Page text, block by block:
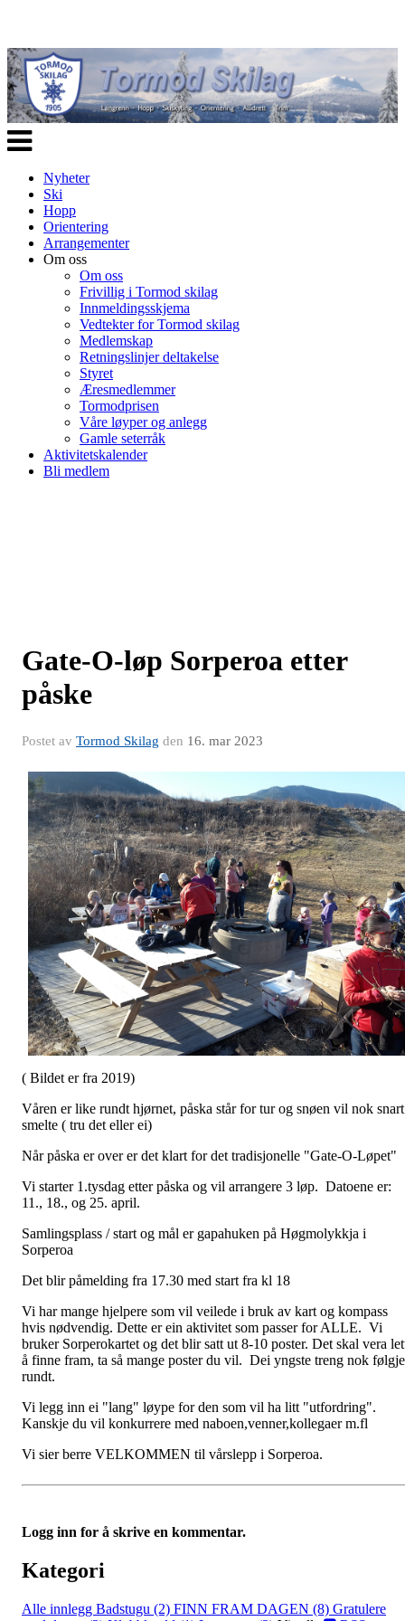
Veksle
navigasjon
Nyheter
Ski
Hopp
Orientering
Arrangementer
Om oss
Om oss
Frivillig i Tormod skilag
Innmeldingsskjema
Vedtekter for Tormod skilag
Medlemskap
Retningslinjer deltakelse
Styret
Æresmedlemmer
Tormodprisen
Våre løyper og anlegg
Gamle seterråk
Aktivitetskalender
Bli medlem
Gate-O-løp Sorperoa etter
påske
Postet av Tormod Skilag den 16. mar 2023
( Bildet er fra 2019)
Våren er like rundt hjørnet, påska står for tur og snøen vil nok snart
smelte ( tru det eller ei)
Når påska er over er det klart for det tradisjonelle "Gate-O-Løpet"
Vi starter 1.tysdag etter påska og vil arrangere 3 løp. Datoene er:
11., 18., og 25. april.
Samlingsplass / start og mål er gapahuken på Høgmolykkja i
Sorperoa
Det blir påmelding fra 17.30 med start fra kl 18
Vi har mange hjelpere som vil veilede i bruk av kart og kompass
hvis nødvendig. Dette er ein aktivitet som passer for ALLE. Vi
bruker Sorperokartet og det blir satt ut 8-10 poster. Det skal vera
å finne fram, ta så mange poster du vil. Dei yngste treng nok følgje
rundt.
Vi legg inn ei "lang" løype for den som vil ha litt "utfordring".
Kanskje du vil konkurrere med naboen,venner,kollegaer m.fl
Vi sier berre VELKOMMEN til vårslepp i Sorperoa.
Logg inn for å skrive en kommentar.
Kategori
Alle innlegg Badstugu (2) FINN FRAM DAGEN (8) Gratulere